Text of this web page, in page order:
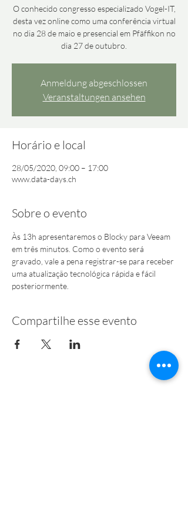
O conhecido congresso especializado Vogel-IT,
desta vez online como uma conferência virtual
no dia 28 de maio e presencial em Pfäffikon no
dia 27 de outubro.
Anmeldung abgeschlossen
Veranstaltungen ansehen
Horário e local
28/05/2020, 09:00 – 17:00
www.data-days.ch
Sobre o evento
Às 13h apresentaremos o Blocky para Veeam
em três minutos. Como o evento será
gravado, vale a pena registrar-se para receber
uma atualização tecnológica rápida e fácil
posteriormente.
Compartilhe esse evento